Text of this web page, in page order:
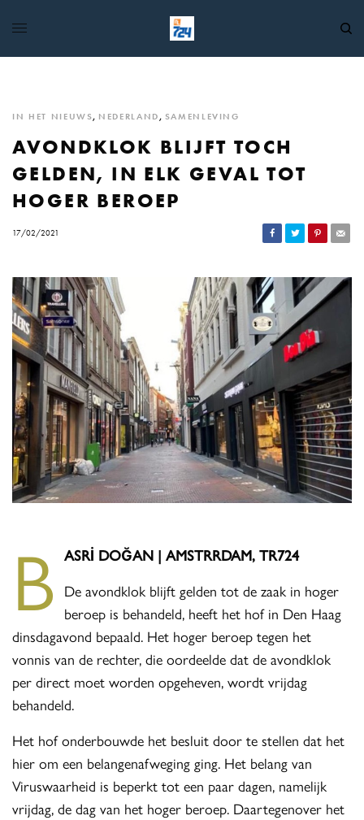
IN HET NIEUWS, NEDERLAND , SAMENLEVING
AVONDKLOK BLIJFT TOCH
GELDEN, IN ELK GEVAL TOT
HOGER BEROEP
17/02/2021
B ASRİ DOĞAN | AMSTRRDAM, TR724
De avondklok blijft gelden tot de zaak in hoger
beroep is behandeld, heeft het hof in Den Haag
dinsdagavond bepaald. Het hoger beroep tegen het
vonnis van de rechter, die oordeelde dat de avondklok
per direct moet worden opgeheven, wordt vrijdag
behandeld.
Het hof onderbouwde het besluit door te stellen dat het
hier om een belangenafweging ging. Het belang van
Viruswaarheid is beperkt tot een paar dagen, namelijk
vrijdag, de dag van het hoger beroep. Daartegenover het